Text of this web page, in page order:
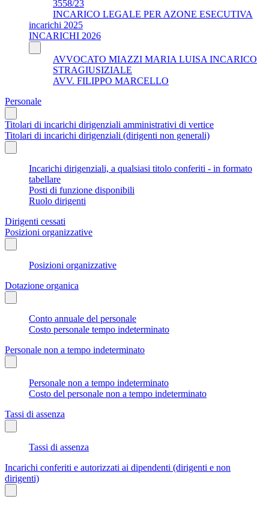
3558/23
INCARICO LEGALE PER AZONE ESECUTIVA
incarichi 2025
INCARICHI 2026
AVVOCATO MIAZZI MARIA LUISA INCARICO
STRAGIUSIZIALE
AVV. FILIPPO MARCELLO
Personale
Titolari di incarichi dirigenziali amministrativi di vertice
Titolari di incarichi dirigenziali (dirigenti non generali)
Incarichi dirigenziali, a qualsiasi titolo conferiti - in formato
tabellare
Posti di funzione disponibili
Ruolo dirigenti
Dirigenti cessati
Posizioni organizzative
Posizioni organizzative
Dotazione organica
Conto annuale del personale
Costo personale tempo indeterminato
Personale non a tempo indeterminato
Personale non a tempo indeterminato
Costo del personale non a tempo indeterminato
Tassi di assenza
Tassi di assenza
Incarichi conferiti e autorizzati ai dipendenti (dirigenti e non
dirigenti)